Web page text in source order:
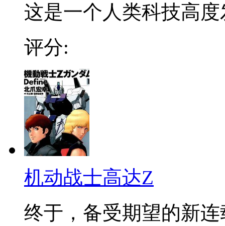
这是一个人类科技高
评分:
机动战士高达Z
终于，备受期望的新